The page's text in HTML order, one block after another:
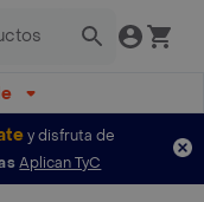
y disfruta de
Aplican TyC